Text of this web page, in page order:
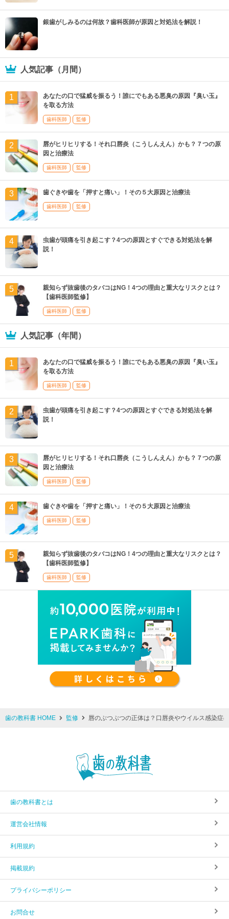
銀歯がしみるのは何故？歯科医師が原因と対処法を解説！
人気記事（月間）
あなたの口で猛威を振るう！誰にでもある悪臭の原因『臭い玉』
を取る方法
歯科医師 監修
唇がヒリヒリする！それ口唇炎（こうしんえん）かも？７つの原
因と治療法
歯科医師 監修
歯ぐきや歯を「押すと痛い」！その５大原因と治療法
歯科医師 監修
虫歯が頭痛を引き起こす？4つの原因とすぐできる対処法を解
説！
親知らず抜歯後のタバコはNG！4つの理由と重大なリスクとは？
【歯科医師監修】
歯科医師 監修
人気記事（年間）
あなたの口で猛威を振るう！誰にでもある悪臭の原因『臭い玉』
を取る方法
歯科医師 監修
虫歯が頭痛を引き起こす？4つの原因とすぐできる対処法を解
説！
唇がヒリヒリする！それ口唇炎（こうしんえん）かも？７つの原
因と治療法
歯科医師 監修
歯ぐきや歯を「押すと痛い」！その５大原因と治療法
歯科医師 監修
親知らず抜歯後のタバコはNG！4つの理由と重大なリスクとは？
【歯科医師監修】
歯科医師 監修
歯の教科書 HOME 監修 唇のぶつぶつの正体は？口唇炎やウイルス感染症
歯の教科書とは
運営会社情報
利用規約
掲載規約
プライバシーポリシー
お問合せ